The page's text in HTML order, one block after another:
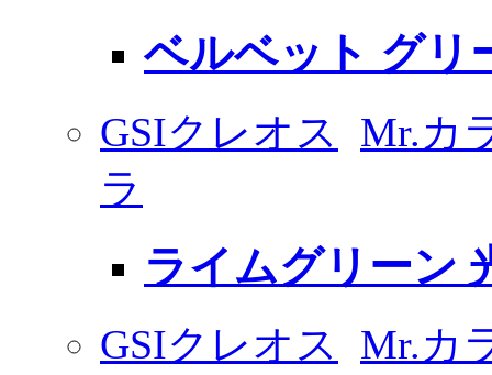
ベルベット グリ
GSIクレオス
Mr.カ
ラ
ライムグリーン
GSIクレオス Mr.カ